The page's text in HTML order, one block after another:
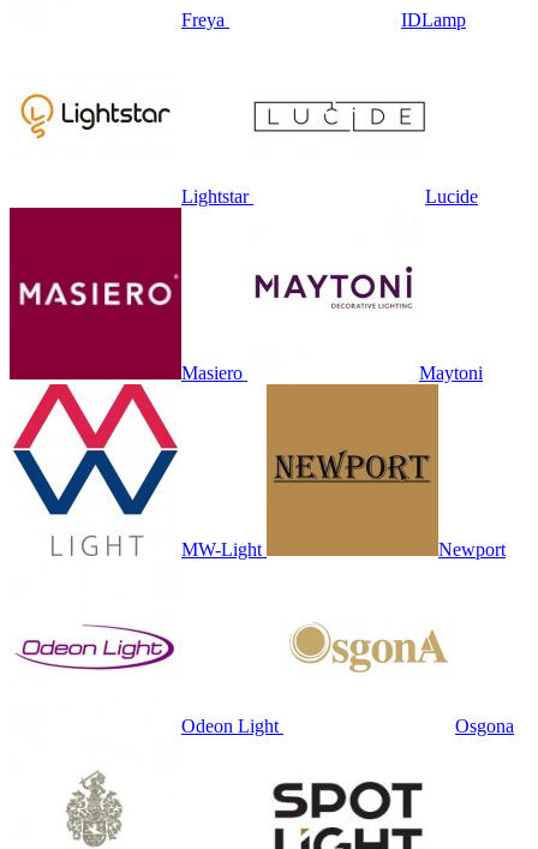
Freya IDLamp
Lightstar Lucide
Masiero Maytoni
MW-Light Newport
Odeon Light Osgona